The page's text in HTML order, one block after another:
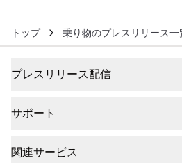
トップ 乗り物のプレスリリース一
プレスリリース配信
サポート
関連サービス